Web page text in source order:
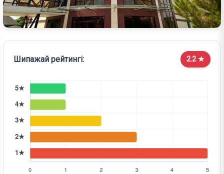
Шипажай рейтингі: 2.2 ★